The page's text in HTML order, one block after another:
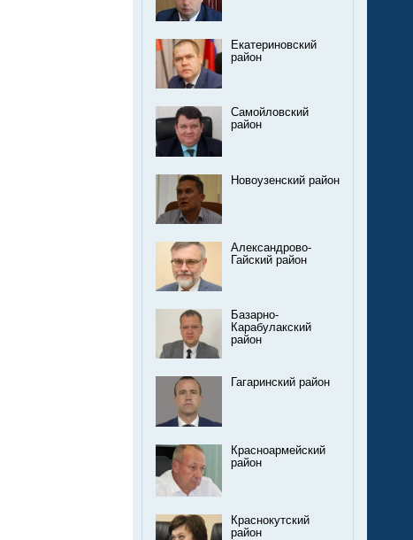
Екатериновский
район
Самойловский
район
Новоузенский район
Александрово-
Гайский район
Базарно-
Карабулакский
район
Гагаринский район
Красноармейский
район
Краснокутский
район